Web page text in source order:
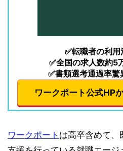
✅転職者の利用
✅全国の求人数約
✅書類選考通過率
ワークポート公式HP
ワークポート は高卒含めて、